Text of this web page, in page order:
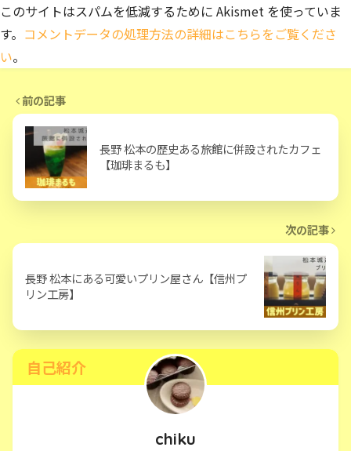
このサイトはスパムを低減するために Akismet を使っていま
す。 コメントデータの処理方法の詳細はこちらをご覧くださ
い。
前の記事
長野 松本の歴史ある旅館に併設されたカフェ
【珈琲まるも】
次の記事
長野 松本にある可愛いプリン屋さん【信州プ
リン工房】
自己紹介
chiku